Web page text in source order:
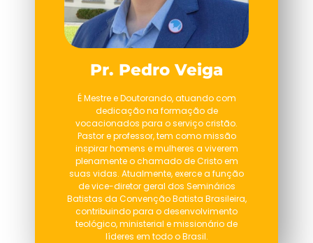
Pr. Pedro Veiga
É Mestre e Doutorando, atuando com
dedicação na formação de
vocacionados para o serviço cristão.
Pastor e professor, tem como missão
inspirar homens e mulheres a viverem
plenamente o chamado de Cristo em
suas vidas. Atualmente, exerce a função
de vice-diretor geral dos Seminários
Batistas da Convenção Batista Brasileira,
contribuindo para o desenvolvimento
teológico, ministerial e missionário de
líderes em todo o Brasil.